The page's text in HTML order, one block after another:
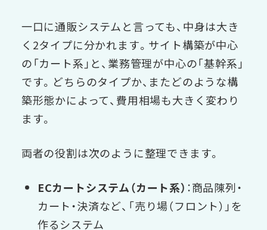
一口に通販システムと言っても、中身は大き
く2タイプに分かれます。サイト構築が中心
の「カート系」と、業務管理が中心の「基幹系」
です。どちらのタイプか、またどのような構
築形態かによって、費用相場も大きく変わり
ます。
両者の役割は次のように整理できます。
ECカートシステム（カート系） ：商品陳列・
カート・決済など、「売り場（フロント）」を
作るシステム